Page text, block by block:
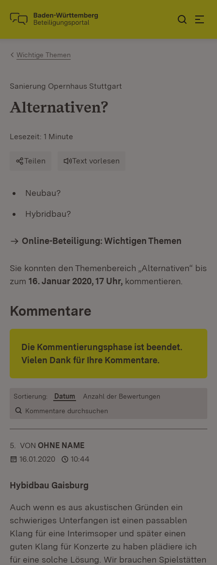
Zum Inhalt springen
Link zur Startseite
Wichtige Themen
Sanierung Opernhaus Stuttgart
Alternativen?
Lesezeit: 1 Minute
Teilen Text vorlesen
Neubau?
Hybridbau?
Online-Beteiligung: Wichtigen Themen
Sie konnten den Themenbereich „Alternativen“ bis
zum 16. Januar 2020, 17 Uhr, kommentieren.
Kommentare
Die Kommentierungsphase ist beendet.
Vielen Dank für Ihre Kommentare.
Kommentare durchsuchen
Sortierung: Datum Anzahl der Bewertungen
5. KOMMENTAR
VON :OHNE NAME
16.01.2020
10:44
Hybidbau Gaisburg
Auch wenn es aus akustischen Gründen ein
schwieriges Unterfangen ist einen passablen
Klang für eine Interimsoper und später einen
guten Klang für Konzerte zu haben plädiere ich
für eine solche Lösung. Wir brauchen Spielstätten